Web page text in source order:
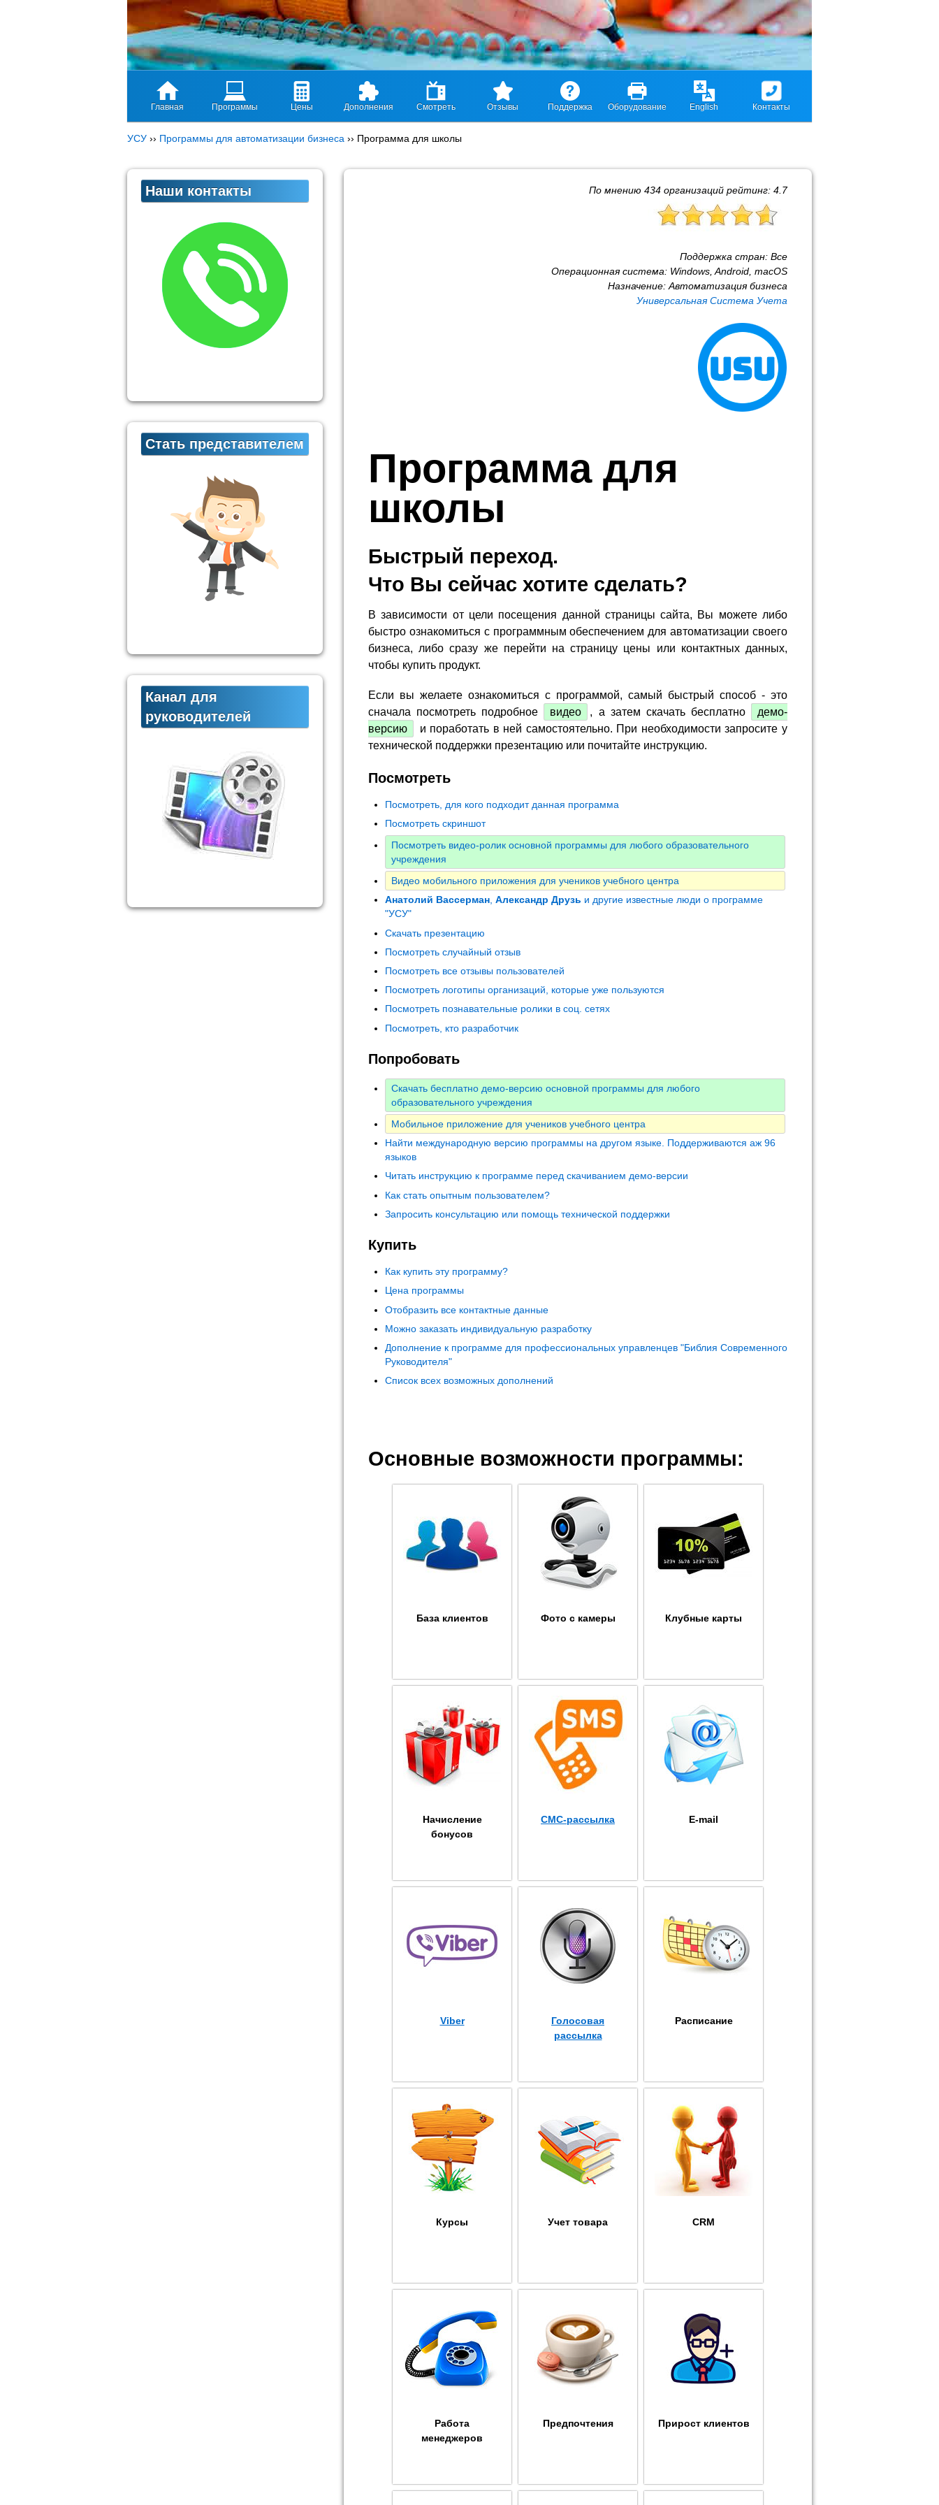
Главная Программы Цены Дополнения Смотреть Отзывы Поддержка Оборудование English Контакты
УСУ ›› Программы для автоматизации бизнеса ›› Программа для школы
По мнению 434 организаций рейтинг: 4.7
Поддержка стран: Все
Операционная система: Windows, Android, macOS
Назначение: Автоматизация бизнеса
Универсальная Система Учета
Программа для
школы
Быстрый переход.
Что Вы сейчас хотите сделать?
В зависимости от цели посещения данной страницы сайта, Вы можете либо
быстро ознакомиться с программным обеспечением для автоматизации своего
бизнеса, либо сразу же перейти на страницу цены или контактных данных,
чтобы купить продукт.
Если вы желаете ознакомиться с программой, самый быстрый способ - это
сначала посмотреть подробное
видео , а затем скачать бесплатно
демо-
версию
и поработать в ней самостоятельно. При необходимости запросите у
технической поддержки презентацию или почитайте инструкцию.
Посмотреть
Посмотреть, для кого подходит данная программа
Посмотреть скриншот
Посмотреть видео-ролик основной программы для любого образовательного
учреждения
Видео мобильного приложения для учеников учебного центра
Анатолий Вассерман, Александр Друзь и другие известные люди о программе
"УСУ"
Скачать презентацию
Посмотреть случайный отзыв
Посмотреть все отзывы пользователей
Посмотреть логотипы организаций, которые уже пользуются
Посмотреть познавательные ролики в соц. сетях
Посмотреть, кто разработчик
Попробовать
Скачать бесплатно демо-версию основной программы для любого
образовательного учреждения
Мобильное приложение для учеников учебного центра
Найти международную версию программы на другом языке. Поддерживаются аж 96
языков
Читать инструкцию к программе перед скачиванием демо-версии
Как стать опытным пользователем?
Запросить консультацию или помощь технической поддержки
Купить
Как купить эту программу?
Цена программы
Отобразить все контактные данные
Можно заказать индивидуальную разработку
Дополнение к программе для профессиональных управленцев "Библия Современного
Руководителя"
Список всех возможных дополнений
Основные возможности программы:
База клиентов Фото с камеры Клубные карты
Начисление
бонусов
СМС-рассылка E-mail
Viber
Голосовая
рассылка
Расписание
Курсы Учет товара CRM
Работа
менеджеров
Предпочтения Прирост клиентов
Наши контакты
Стать представителем
Канал для
руководителей